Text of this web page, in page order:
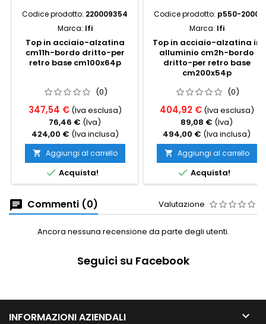
Codice prodotto: 220009354
Marca: Ifi
Top in acciaio-alzatina
cm11h-bordo dritto-per
retro base cm100x64p
(0)
347,54 € (Iva esclusa)
76,46 € (Iva)
424,00 € (Iva inclusa)
 Aggiungi al carrello
 Acquista!
Codice prodotto: p550-2000
Marca: Ifi
Top in acciaio-alzatina in
alluminio cm2h-bordo
dritto-per retro base
cm200x54p
(0)
404,92 € (Iva esclusa)
89,08 € (Iva)
494,00 € (Iva inclusa)
 Aggiungi al carrello
 Acquista!
Commenti (0) Valutazione
Ancora nessuna recensione da parte degli utenti.
Seguici su Facebook
INFORMAZIONI AZIENDALI 